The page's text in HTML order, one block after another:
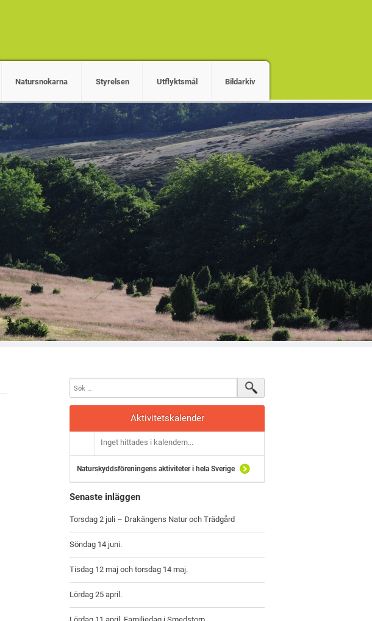
Natursnokarna Styrelsen Utflyktsmål Bildarkiv
Aktivitetskalender
Inget hittades i kalendern...
Naturskyddsföreningens aktiviteter i hela Sverige
Senaste inläggen
Torsdag 2 juli – Drakängens Natur och Trädgård
Söndag 14 juni.
Tisdag 12 maj och torsdag 14 maj.
Lördag 25 april.